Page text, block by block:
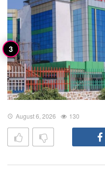
August 6, 2026 130